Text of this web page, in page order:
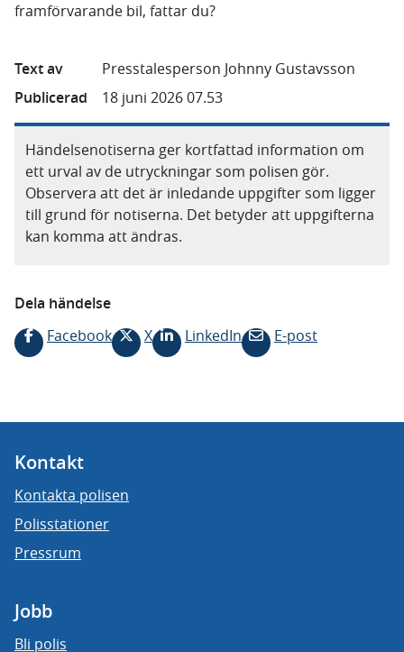
framförvarande bil, fattar du?
Text av
Presstalesperson Johnny Gustavsson
Publicerad
18 juni 2026 07.53
Händelsenotiserna ger kortfattad information om
ett urval av de utryckningar som polisen gör.
Observera att det är inledande uppgifter som ligger
till grund för notiserna. Det betyder att uppgifterna
kan komma att ändras.
Dela händelse
Facebook
X LinkedIn E-post
Kontakt
Kontakta polisen
Polisstationer
Pressrum
Jobb
Bli polis